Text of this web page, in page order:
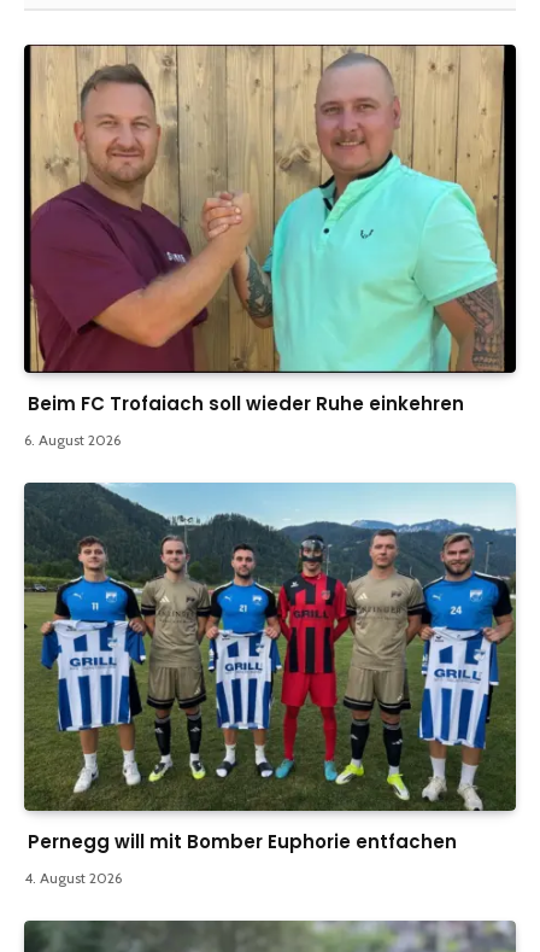
Beim FC Trofaiach soll wieder Ruhe einkehren
6. August 2026
Pernegg will mit Bomber Euphorie entfachen
4. August 2026